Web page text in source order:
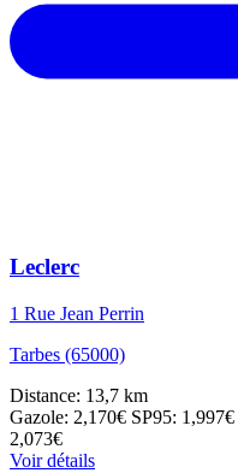
Leclerc
1 Rue Jean Perrin
Tarbes (65000)
Distance: 13,7 km
Gazole: 2,170€ SP95: 1,997€
2,073€
Voir détails